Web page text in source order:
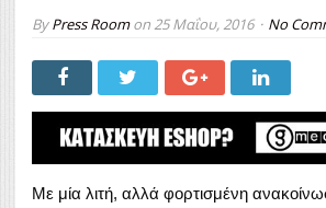
ByPress Roomon 25 Μαΐου, 2016 No
Με μία λιτή, αλλά φορτισμένη